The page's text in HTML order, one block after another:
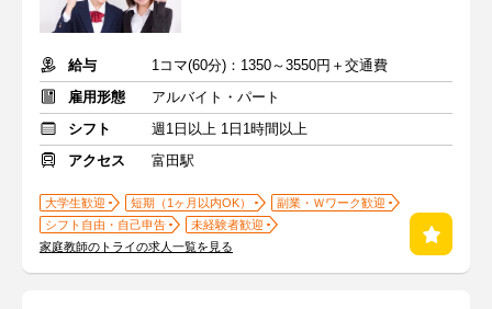
給与
1コマ(60分)：1350～3550円＋交通費
雇用形態
アルバイト・パート
シフト
週1日以上 1日1時間以上
アクセス
富田駅
大学生歓迎 短期（1ヶ月以内OK）
副業・Ｗワーク歓迎
シフト自由・自己申告
未経験者歓迎
家庭教師のトライの求人一覧を見る